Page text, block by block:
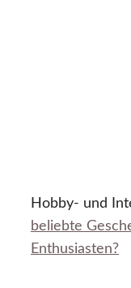
Hobby- und
beliebte
Enthusiasten?